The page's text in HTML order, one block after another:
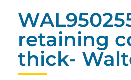
retaining
thick-